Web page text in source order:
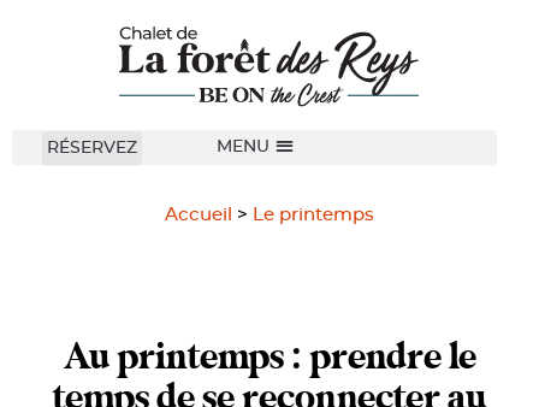
RÉSERVEZ
Accueil > Le printemps
Au printemps : prendre le